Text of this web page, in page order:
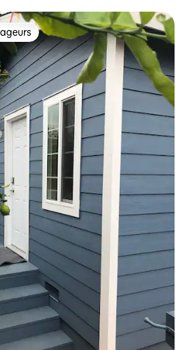
les plus appréciés